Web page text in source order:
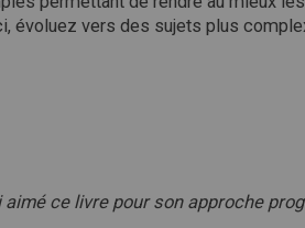
évoluez vers des sujets plus
aimé ce livre pour son approche